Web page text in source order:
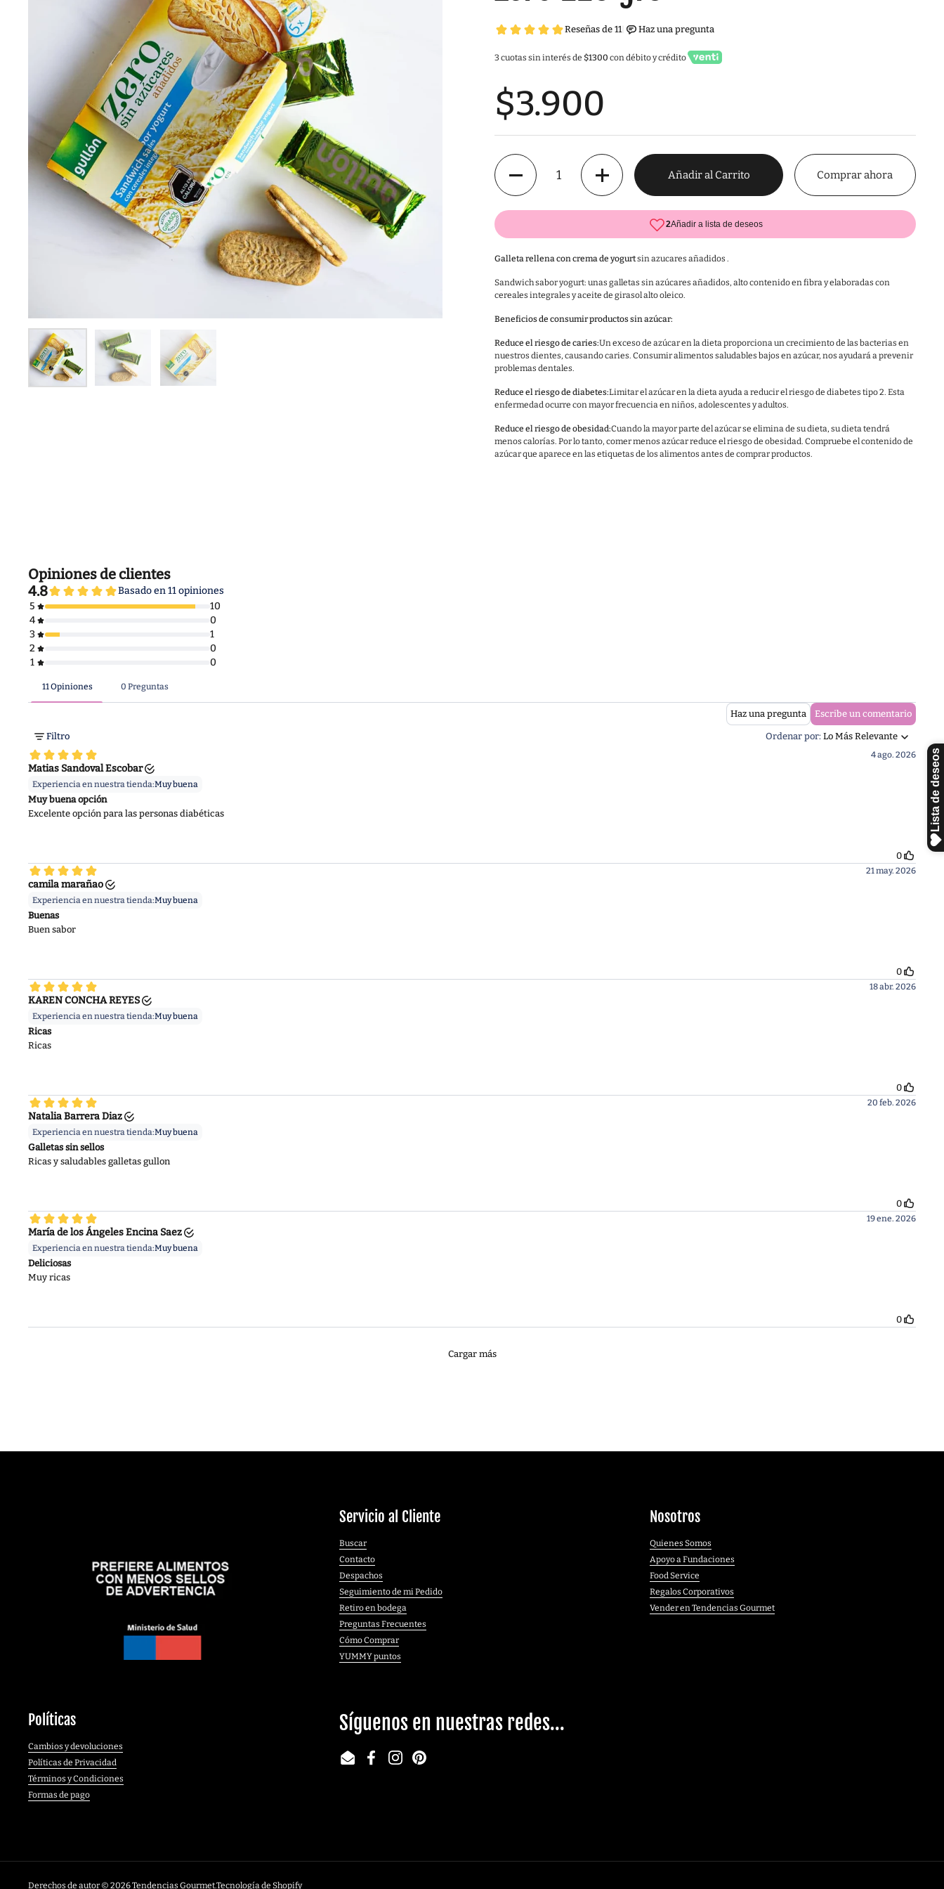
3 cuotas sin interés de $1300 con débito y crédito
$3.900
Cantidad
Añadir al Carrito Comprar ahora
Galleta rellena con crema de yogurtsin azucares añadidos .
Sandwich sabor yogurt: unas galletas sin azúcares añadidos, alto contenido en fibra y elaboradas con
cereales integrales y aceite de girasol alto oleico.
Beneficios de consumir productos sin azúcar:
Reduce el riesgo de caries:Un exceso de azúcar en la dieta proporciona un crecimiento de las bacterias en
nuestros dientes, causando caries. Consumir alimentos saludables bajos en azúcar, nos ayudará a prevenir
problemas dentales.
Reduce el riesgo de diabetes:Limitar el azúcar en la dieta ayuda a reducir el riesgo de diabetes tipo 2. Esta
enfermedad ocurre con mayor frecuencia en niños, adolescentes y adultos.
Reduce el riesgo de obesidad:Cuando la mayor parte del azúcar se elimina de su dieta, su dieta tendrá
menos calorías. Por lo tanto, comer menos azúcar reduce el riesgo de obesidad. Compruebe el contenido de
azúcar que aparece en las etiquetas de los alimentos antes de comprar productos.
Servicio al Cliente
Buscar
Contacto
Despachos
Seguimiento de mi Pedido
Retiro en bodega
Preguntas Frecuentes
Cómo Comprar
YUMMY puntos
Nosotros
Quienes Somos
Apoyo a Fundaciones
Food Service
Regalos Corporativos
Vender en Tendencias Gourmet
Políticas
Cambios y devoluciones
Políticas de Privacidad
Términos y Condiciones
Formas de pago
Síguenos en nuestras redes...
EmailFacebookInstagramPinterest
Derechos de autor © 2026Tendencias Gourmet.Tecnología de Shopify